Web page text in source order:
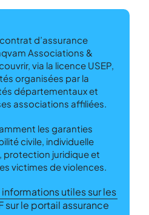
d’assurance
Associations &
via la licence USEP,
organisées par la
départementaux et
associations affiliées.
les garanties
civile, individuelle
protection juridique et
victimes de violences.
utiles sur les
sur le portail assurance